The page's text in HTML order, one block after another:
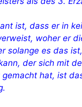
ist, dass er in
woher er
solange es das
der sich mit
hat, ist